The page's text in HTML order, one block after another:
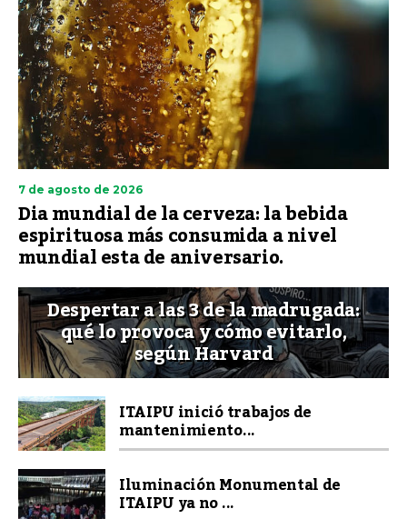
7 de agosto de 2026
Dia mundial de la cerveza: la bebida
espirituosa más consumida a nivel
mundial esta de aniversario.
Despertar a las 3 de la madrugada:
qué lo provoca y cómo evitarlo,
según Harvard
ITAIPU inició trabajos de
mantenimiento...
Iluminación Monumental de
ITAIPU ya no ...